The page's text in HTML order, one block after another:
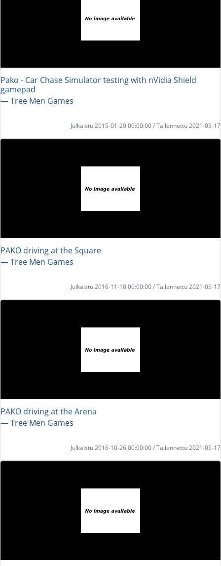
Pako - Car Chase Simulator testing with nVidia Shield
gamepad
― Tree Men Games
Julkaistu 2015-01-29 00:00:00 / Tallennettu 2021-05-17
PAKO driving at the Square
― Tree Men Games
Julkaistu 2016-11-10 00:00:00 / Tallennettu 2021-05-17
PAKO driving at the Arena
― Tree Men Games
Julkaistu 2016-10-26 00:00:00 / Tallennettu 2021-05-17